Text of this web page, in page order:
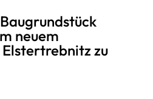
neuem
zu